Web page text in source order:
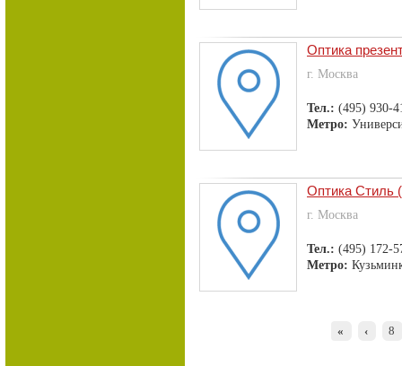
Оптика
г. Москва
Тел.: (495) 930-
Метро:
Оптика Стиль
г. Москва
Тел.: (495) 172-
Метро:
« ‹ 8